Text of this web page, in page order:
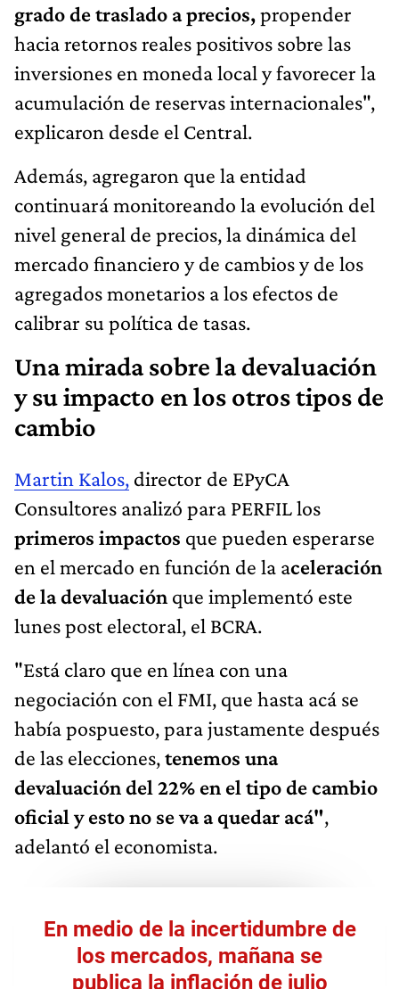
grado de traslado a precios,propender
hacia retornos reales positivos sobre las
inversiones en moneda local y favorecer la
acumulación de reservas internacionales",
explicaron desde el Central.
Además, agregaron que la entidad
continuará monitoreando la evolución del
nivel general de precios, la dinámica del
mercado financiero y de cambios y de los
agregados monetarios a los efectos de
calibrar su política de tasas.
Una mirada sobre la devaluación
y su impacto en los otros tipos de
cambio
Martin Kalos, director de EPyCA
Consultores analizó para PERFIL los
primeros impactos que pueden esperarse
en el mercado en función de la aceleración
de la devaluación que implementó este
lunes post electoral, el BCRA.
"Está claro que en línea con una
negociación con el FMI, que hasta acá se
había pospuesto, para justamente después
de las elecciones,tenemos una
devaluación del 22% en el tipo de cambio
oficial y esto no se va a quedar acá",
adelantó el economista.
En medio de la incertidumbre de
los mercados, mañana se
publica la inflación de julio